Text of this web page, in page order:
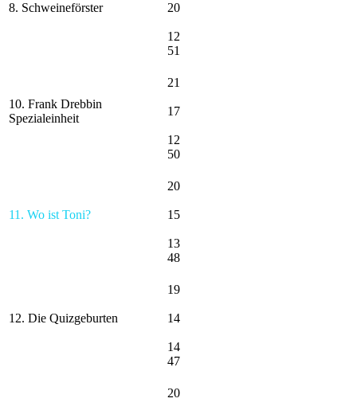
8. Schweineförster 20
12
51
10. Frank Drebbin
Spezialeinheit
21
17
12
50
11. Wo ist Toni?
20
15
13
48
12. Die Quizgeburten
19
14
14
47
20